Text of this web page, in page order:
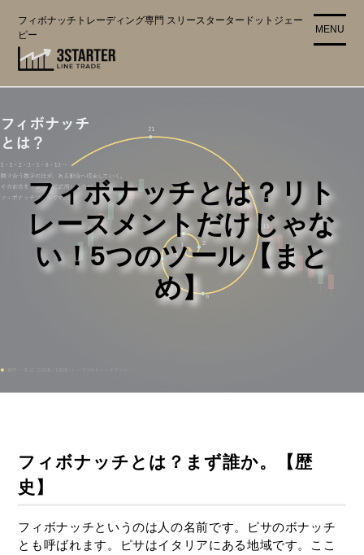
キ
ッ
プ
フィボナッチトレーディング専門 スリースタータードットジェー
ピー
MENU
フィボナッチとは？リト
レースメントだけじゃな
い！5つのツール【まと
め】
フィボナッチとは？まず誰か。【歴
史】
フィボナッチというのは人の名前です。ピサのボナッチ
とも呼ばれます。ピサはイタリアにある地域です。ここ